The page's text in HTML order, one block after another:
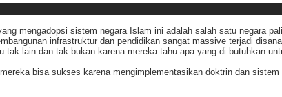
mengadopsi sistem negara Islam ini adalah salah satu negara
infrastruktur dan pendidikan sangat massive terjadi
tak lain dan tak bukan karena mereka tahu apa yang di butuhkan
bisa sukses karena mengimplementasikan doktrin dan